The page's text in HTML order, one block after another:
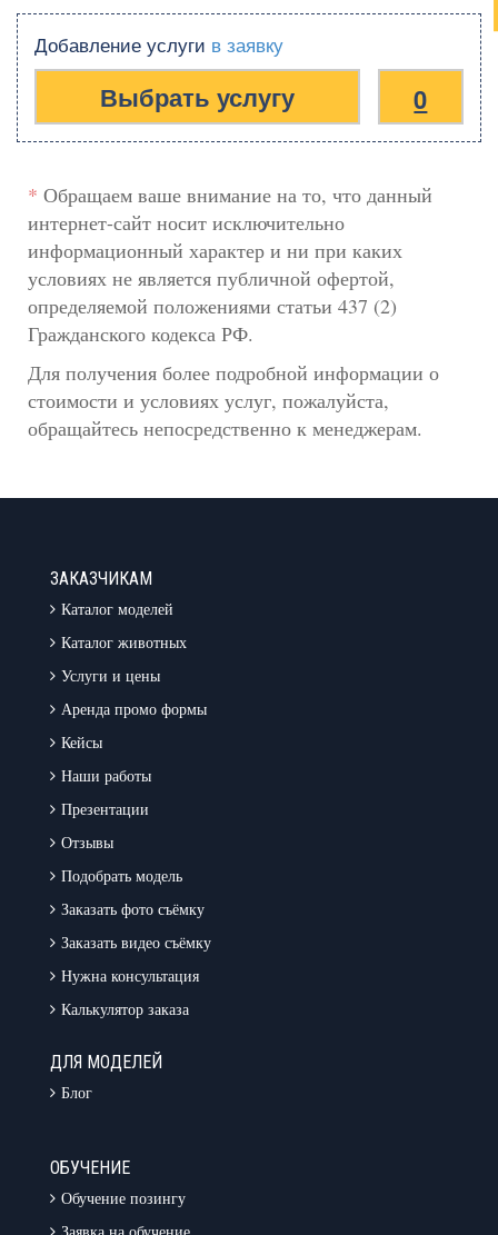
Добавление услуги в заявку
0
* Обращаем ваше внимание на то, что данный
интернет-сайт носит исключительно
информационный характер и ни при каких
условиях не является публичной офертой,
определяемой положениями статьи 437 (2)
Гражданского кодекса РФ.
Для получения более подробной информации о
стоимости и условиях услуг, пожалуйста,
обращайтесь непосредственно к менеджерам.
ЗАКАЗЧИКАМ
Каталог моделей
Каталог животных
Услуги и цены
Аренда промо формы
Кейсы
Наши работы
Презентации
Отзывы
Подобрать модель
Заказать фото съёмку
Заказать видео съёмку
Нужна консультация
Калькулятор заказа
ДЛЯ МОДЕЛЕЙ
Блог
ОБУЧЕНИЕ
Обучение позингу